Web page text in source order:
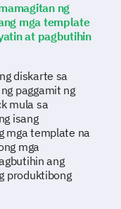
ng
mga template
at pagbutihin
diskarte sa
paggamit ng
mula sa
isang
mga template na
mga
ang
produktibong